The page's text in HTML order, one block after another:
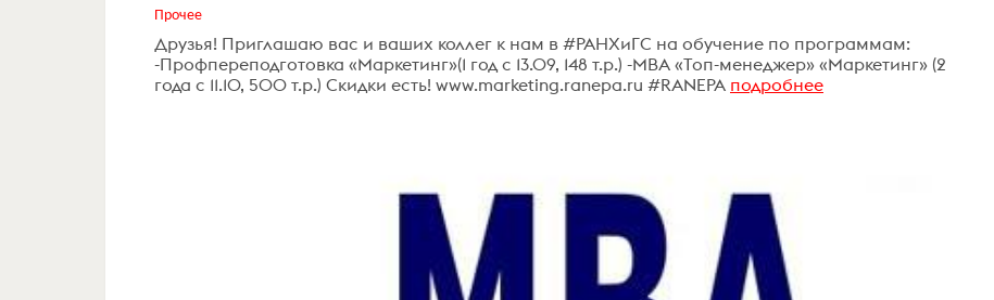
Прочее
Друзья! Приглашаю вас и ваших коллег к нам в #РАНХиГС на обучение по программам:
-Профпереподготовка «Маркетинг»(1 год с 13.09, 148 т.р.) -МВА «Топ-менеджер» «Маркетинг» (2
года с 11.10, 500 т.р.) Скидки есть! www.marketing.ranepa.ru #RANEPA подробнее